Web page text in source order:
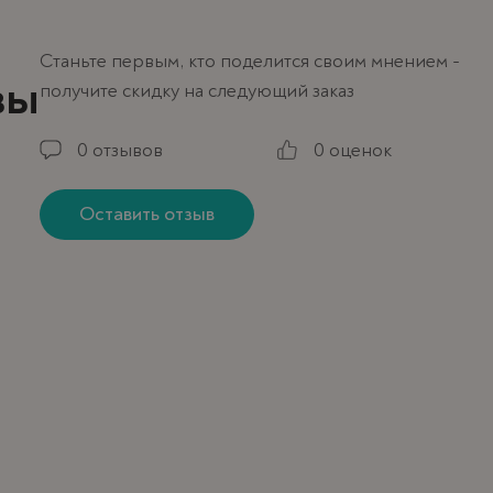
Станьте первым, кто поделится своим мнением -
получите скидку на следующий заказ
0 отзывов
Оставить отзыв
0 оценок